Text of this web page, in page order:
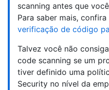
scanning antes que
Para saber mais, confira
verificação de código
Talvez você não
code scanning se um
tiver definido uma
Security no nível da